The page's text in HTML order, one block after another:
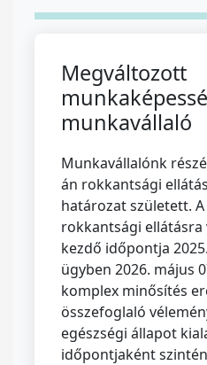
Megváltozott
munkavállaló
Munkavállalónk
án rokkantsági
határozat született.
rokkantsági
kezdő időpontja
ügyben 2026. május
komplex minősítés
összefoglaló
egészségi állapot
időpontjaként